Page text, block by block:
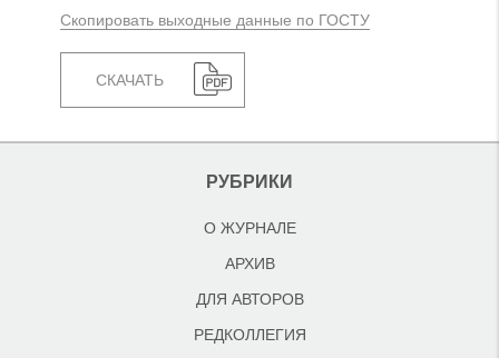
Скопировать выходные данные по ГОСТУ
СКАЧАТЬ
РУБРИКИ
О ЖУРНАЛЕ
АРХИВ
ДЛЯ АВТОРОВ
РЕДКОЛЛЕГИЯ